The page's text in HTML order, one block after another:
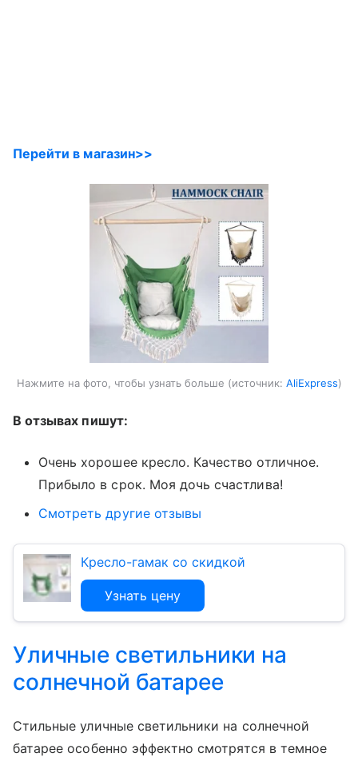
Перейти в магазин>>
Нажмите на фото, чтобы узнать больше источник: AliExpress
В отзывах пишут:
Очень хорошее кресло. Качество отличное.
Прибыло в срок. Моя дочь счастлива!
Смотреть другие отзывы
Кресло-гамак со скидкой
Узнать цену
Уличные светильники на
солнечной батарее
Стильные уличные светильники на солнечной
батарее особенно эффектно смотрятся в темное